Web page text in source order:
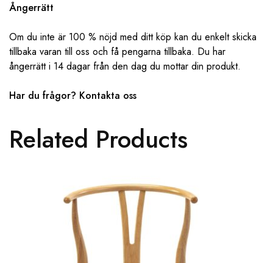
Ångerrätt
Om du inte är 100 % nöjd med ditt köp kan du enkelt skicka
tillbaka varan till oss och få pengarna tillbaka. Du har
ångerrätt i 14 dagar från den dag du mottar din produkt.
Har du frågor? ‌‌ Kontakta oss
Related Products